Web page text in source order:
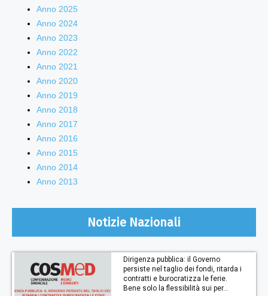
Anno 2025
Anno 2024
Anno 2023
Anno 2022
Anno 2021
Anno 2020
Anno 2019
Anno 2018
Anno 2017
Anno 2016
Anno 2015
Anno 2014
Anno 2013
Notizie Nazionali
Dirigenza pubblica: il Governo
persiste nel taglio dei fondi, ritarda i
contratti e burocratizza le ferie.
Bene solo la flessibilità sui per...